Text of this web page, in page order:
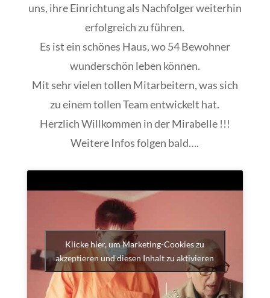
uns, ihre Einrichtung als Nachfolger weiterhin
erfolgreich zu führen.
Es ist ein schönes Haus, wo 54 Bewohner
wunderschön leben können.
Mit sehr vielen tollen Mitarbeitern, was sich
zu einem tollen Team entwickelt hat.
Herzlich Willkommen in der Mirabelle !!!
Weitere Infos folgen bald….
Klicke hier, um Marketing-Cookies zu
akzeptieren und diesen Inhalt zu aktivieren